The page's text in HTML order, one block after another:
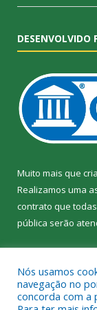
DESENVOLVIDO
Muito mais que
Realizamos uma
contrato que
pública serão
Nós usamos
navegação no
concorda com a